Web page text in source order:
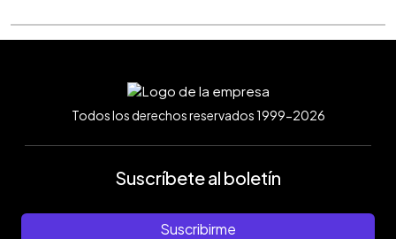
Todos los derechos reservados 1999-2026
Suscríbete al boletín
Suscribirme